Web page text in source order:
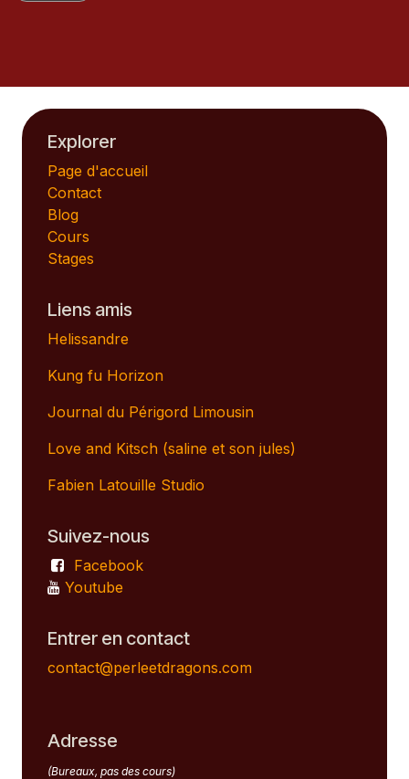
Explorer
Page d'accueil
Contact
Blog
Cours
Stages
Liens amis
Helissandre
Kung fu Horizon
Journal du Périgord Limousin
Love and Kitsch (saline et son jules)
Fabien Latouille Studio
Suivez-nous
Facebook
Youtube
Entrer en contact
contact@perleetdragons.com
Adresse
(Bureaux, pas des cours)